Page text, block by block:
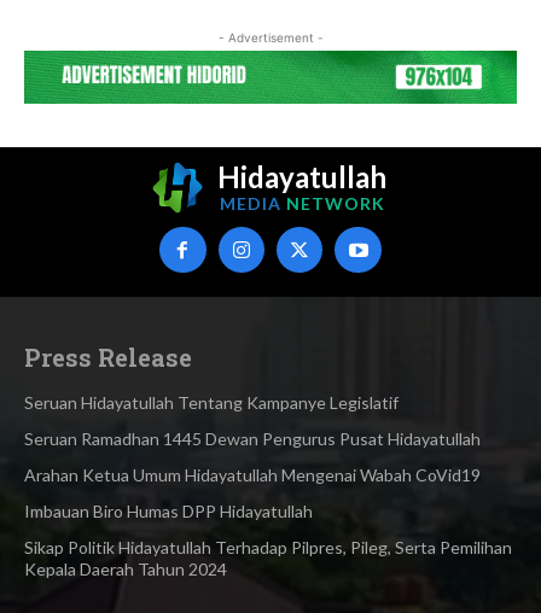
- Advertisement -
Hidayatullah
MEDIA NETWORK
Press Release
Seruan Hidayatullah Tentang Kampanye Legislatif
Seruan Ramadhan 1445 Dewan Pengurus Pusat Hidayatullah
Arahan Ketua Umum Hidayatullah Mengenai Wabah CoVid19
Imbauan Biro Humas DPP Hidayatullah
Sikap Politik Hidayatullah Terhadap Pilpres, Pileg, Serta Pemilihan
Kepala Daerah Tahun 2024